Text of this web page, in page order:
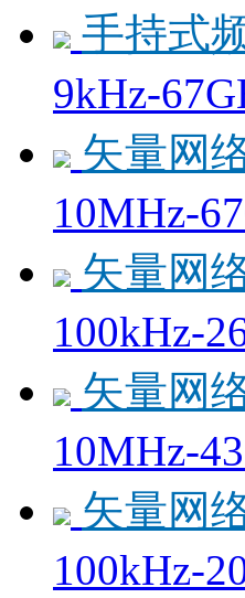
手持式
9kHz-
矢量网
10MHz-
矢量网
100kHz-
矢量网
10MHz-
矢量网
100kHz-